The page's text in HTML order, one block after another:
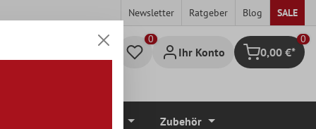
Newsletter Ratgeber Blog SALE
Ihr Konto Warenkorb
0
0,00 €*
Zubehör